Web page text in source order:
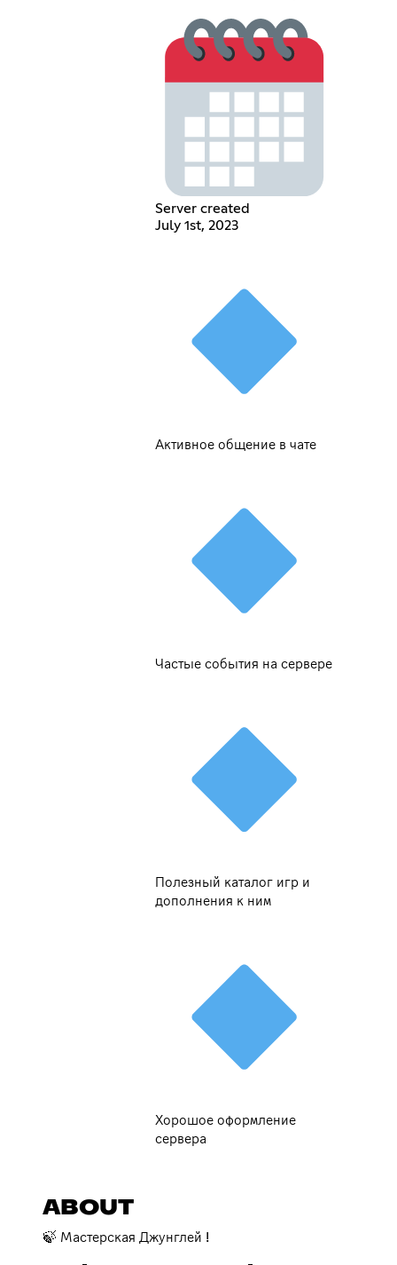
Server created
July 1st, 2023
Активное общение в чате
Частые события на сервере
Полезный каталог игр и
дополнения к ним
Хорошое оформление
сервера
ABOUT
🍃 Мастерская Джунглей !